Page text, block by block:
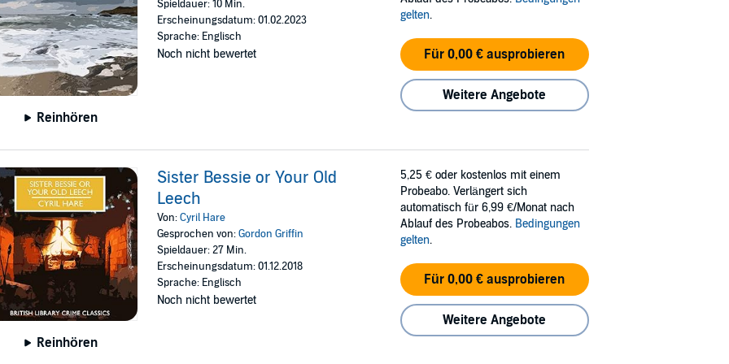
Reinhören
Spieldauer: 10 Min.
Erscheinungsdatum: 01.02.2023
Sprache: Englisch
Noch nicht bewertet
gelten.
Für 0,00 € ausprobieren
Weitere Angebote
Reinhören
Sister Bessie or Your Old
Leech
Von:Cyril Hare
Gesprochen von:Gordon Griffin
Spieldauer: 27 Min.
Erscheinungsdatum: 01.12.2018
Sprache: Englisch
Noch nicht bewertet
5,25 € oder kostenlos mit einem
Probeabo. Verlängert sich
automatisch für 6,99 €/Monat nach
Ablauf des Probeabos. Bedingungen
gelten.
Für 0,00 € ausprobieren
Weitere Angebote